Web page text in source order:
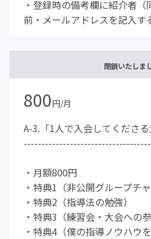
・登録時の備考欄に紹介者
前・メールアドレスを記入す
閉鎖いたしま
800円/月
A-3.「1人で入会してくださ
・月額800円
・特典1（非公開グループチ
・特典2（指導法の勉強）
・特典3（練習会・大会への参
・特典4（僕の指導ノウハウを